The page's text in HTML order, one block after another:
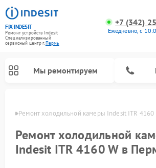
FIX-INDESIT
Ремонт устройств Indesit
Специализированный
cервисный центр г.Пермь
+7 (342)
Ежедневно, с
Мы ремонтируем
Ремонт холодильной камеры Indesit ITR
Ремонт холодильной
Indesit ITR 4160 W в